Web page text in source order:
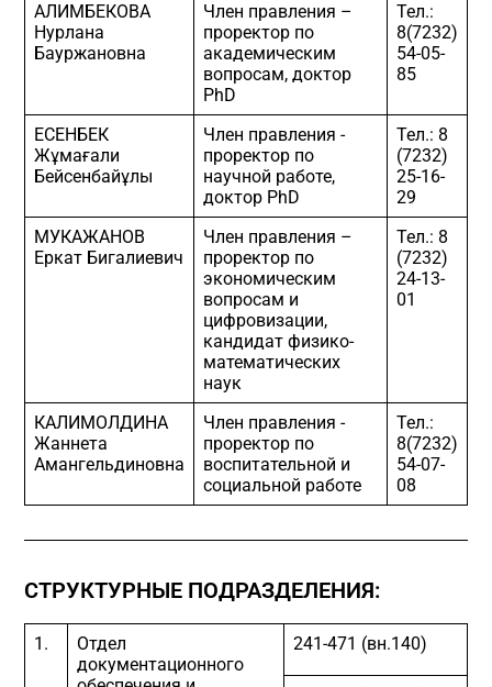
АЛИМБЕКОВА
Нурлана
Бауржановна
Член правления –
проректор по
академическим
вопросам, доктор
PhD
Тел.:
8(7232)
54-05-
85
ЕСЕНБЕК
Жұмағали
Бейсенбайұлы
Член правления -
проректор по
научной работе,
доктор PhD
Тел.: 8
(7232)
25-16-
29
МУКАЖАНОВ
Еркат Бигалиевич
Член правления –
проректор по
экономическим
вопросам и
цифровизации,
кандидат физико-
математических
наук
Тел.: 8
(7232)
24-13-
01
КАЛИМОЛДИНА
Жаннета
Амангельдиновна
Член правления -
проректор по
воспитательной и
социальной работе
Тел.:
8(7232)
54-07-
08
СТРУКТУРНЫЕ ПОДРАЗДЕЛЕНИЯ:
1.
Отдел
документационного
241-471 (вн.140)